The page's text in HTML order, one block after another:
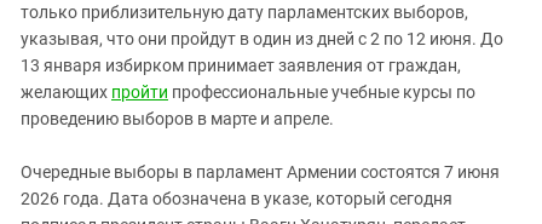
Ставропольский край
Чечня
Южная Осетия
ЮФО
только приблизительную дату парламентских выборов,
указывая, что они пройдут в один из дней с 2 по 12 июня. До
13 января избирком принимает заявления от граждан,
желающих пройти профессиональные учебные курсы по
проведению выборов в марте и апреле.
Очередные выборы в парламент Армении состоятся 7 июня
2026 года. Дата обозначена в указе, который сегодня